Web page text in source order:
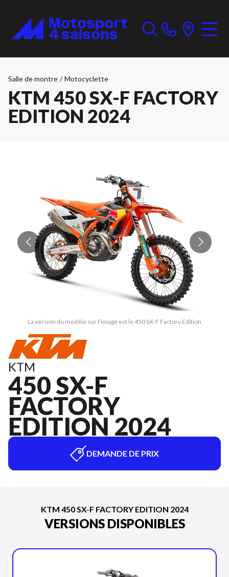
Salle de montre / Motocyclette
KTM 450 SX-F FACTORY
EDITION 2024
La version du modèle sur l'image est le 450 SX-F Factory Edition
KTM
450 SX-F
FACTORY
EDITION 2024
DEMANDE DE PRIX
KTM 450 SX-F FACTORY EDITION 2024
VERSIONS DISPONIBLES